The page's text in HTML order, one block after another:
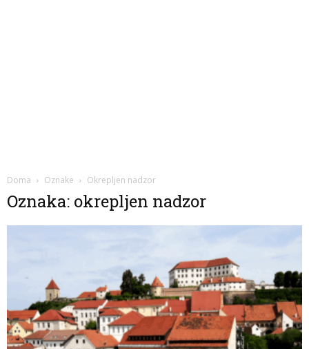
Doma Oznake Okrepljen nadzor
Oznaka: okrepljen nadzor